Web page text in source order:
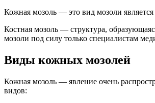
Кожная мозоль — это вид мозоли является
Костная мозоль — структура,
мозоли под силу только специалистам
Виды кожных мозолей
Кожная мозоль — явление очень
видов: